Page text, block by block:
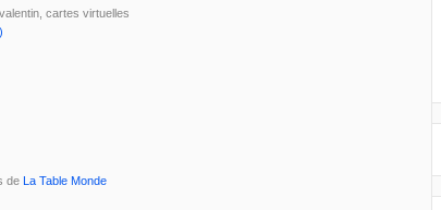
cartes virtuelles
de La Table Monde